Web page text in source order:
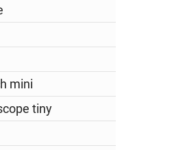
mini
tiny